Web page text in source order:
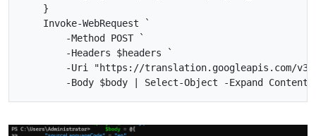
}
Invoke-WebRequest
`
-Method POST
`
-Headers
$headers
`
-Uri
"https://translation.googleapis.com/
-Body $body | Select-Object -Expand Content